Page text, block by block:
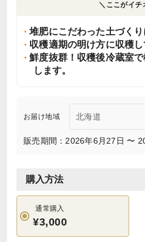
＼ここがイチ
堆肥にこだわった土づく
収穫適期の明け方に収穫
鮮度抜群！収穫後冷蔵室
します。
お届け地域
販売期間：2026年6月27日 〜
購入方法
通常購入
¥3,000